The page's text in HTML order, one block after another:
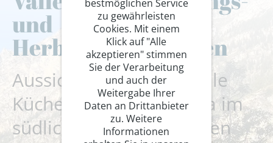
und
Herbstwanderungen
Aussichtsgipfel, regionale
Küche und mildes Klima im
südlichsten Teil der Alpen
bestmöglichen Service
zu gewährleisten
Cookies. Mit einem
Klick auf "Alle
akzeptieren" stimmen
Sie der Verarbeitung
und auch der
Weitergabe Ihrer
Daten an Drittanbieter
zu. Weitere
Informationen